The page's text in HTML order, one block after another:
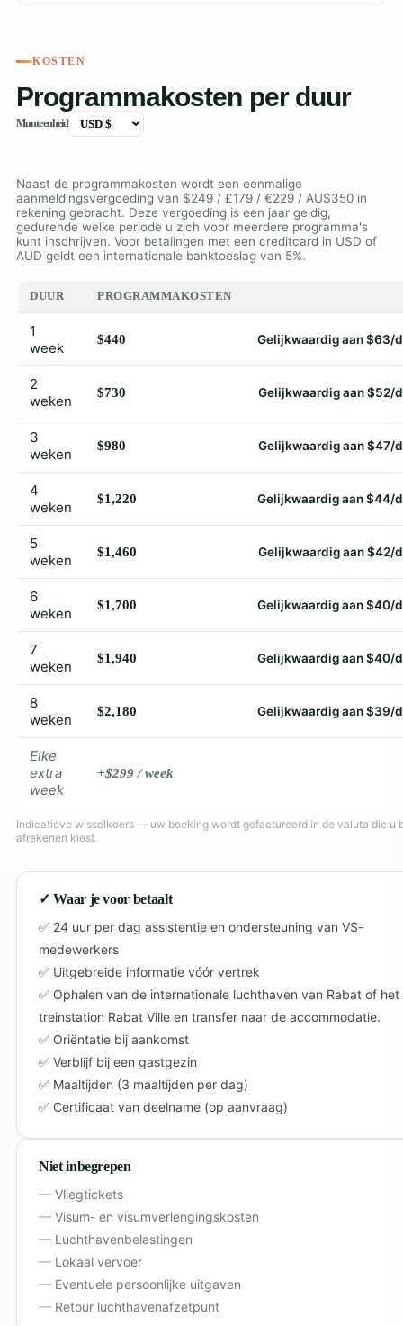
KOSTEN
Programmakosten per duur
Munteenheid
Naast de programmakosten wordt een eenmalige
aanmeldingsvergoeding van $249 / £179 / €229 / AU$350 in
rekening gebracht. Deze vergoeding is een jaar geldig,
gedurende welke periode u zich voor meerdere programma's
kunt inschrijven. Voor betalingen met een creditcard in USD of
AUD geldt een internationale banktoeslag van 5%.
DUUR PROGRAMMAKOSTEN
1
week
$440 Gelijkwaardig aan $63/
2
weken
$730 Gelijkwaardig aan $52/
3
weken
$980 Gelijkwaardig aan $47/
4
weken
$1,220 Gelijkwaardig aan $44/
5
weken
$1,460 Gelijkwaardig aan $42/
6
weken
$1,700 Gelijkwaardig aan $40/
7
weken
$1,940 Gelijkwaardig aan $40/
8
weken
$2,180 Gelijkwaardig aan $39/
Elke
extra
week
+$299 / week
Indicatieve wisselkoers — uw boeking wordt gefactureerd in de valuta die u
afrekenen kiest.
✓ Waar je voor betaalt
24 uur per dag assistentie en ondersteuning van VS-
medewerkers
Uitgebreide informatie vóór vertrek
Ophalen van de internationale luchthaven van Rabat of het
treinstation Rabat Ville en transfer naar de accommodatie.
Oriëntatie bij aankomst
Verblijf bij een gastgezin
Maaltijden (3 maaltijden per dag)
Certificaat van deelname (op aanvraag)
Niet inbegrepen
Vliegtickets
Visum- en visumverlengingskosten
Luchthavenbelastingen
Lokaal vervoer
Eventuele persoonlijke uitgaven
Retour luchthavenafzetpunt